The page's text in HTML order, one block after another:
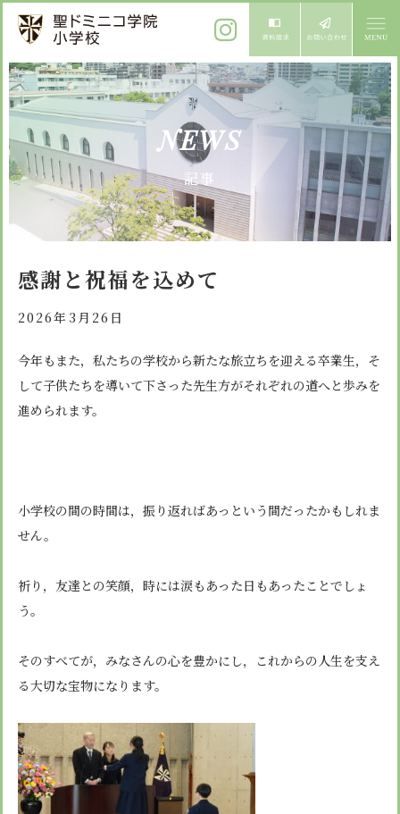
ご挨拶
校長メッセージ
先生からメッセージ
教育方針
教育方針 心・礼・知
心の育成
礼の育成
知の育成
募集案内
体験入学
よくある質問
諸届出用紙
学校紹介
学校生活
委員会・クラブ活動
施設紹介
設備紹介
安心・安全
お知らせ
サイトマップ
アクセス
follow us
NEWS
記事
感謝と祝福を込めて
2026年3月26日
今年もまた，私たちの学校から新たな旅立ちを迎える卒業生，そ
して子供たちを導いて下さった先生方がそれぞれの道へと歩みを
進められます。
小学校の間の時間は，振り返ればあっという間だったかもしれま
せん。
祈り，友達との笑顔，時には涙もあった日もあったことでしょ
う。
そのすべてが，みなさんの心を豊かにし，これからの人生を支え
る大切な宝物になります。